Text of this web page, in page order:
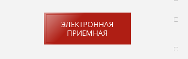
ЭЛЕКТРОННАЯ
ПРИЕМНАЯ